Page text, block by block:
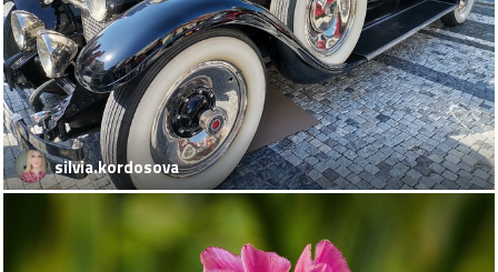
silvia.kordosova